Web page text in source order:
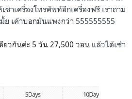
ช่าเครื่องโทรศัพท์อีกเครื่องฟรี เราถาม
มั้ย เค้าบอกมันแพงกว่า 555555555
ยวกันค่ะ 5 วัน 27,500 วอน แล้วได้เช่า